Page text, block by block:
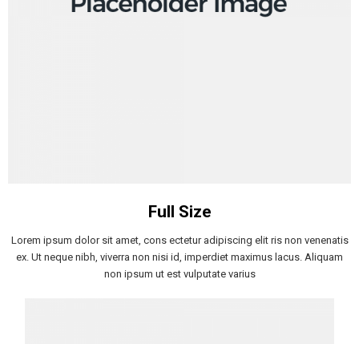
Full Size
Lorem ipsum dolor sit amet, cons ectetur adipiscing elit ris non venenatis
ex. Ut neque nibh, viverra non nisi id, imperdiet maximus lacus. Aliquam
non ipsum ut est vulputate varius